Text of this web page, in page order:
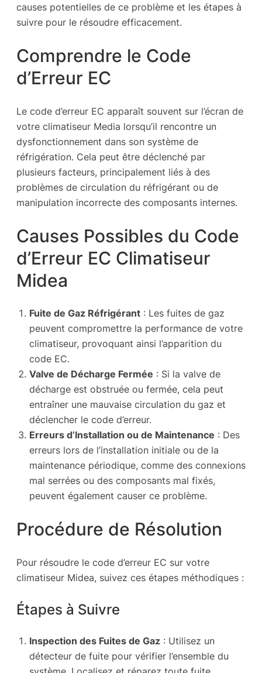
causes potentielles de ce problème et les étapes à
suivre pour le résoudre efficacement.
Comprendre le Code
d’Erreur EC
Le code d’erreur EC apparaît souvent sur l’écran de
votre climatiseur Media lorsqu’il rencontre un
dysfonctionnement dans son système de
réfrigération. Cela peut être déclenché par
plusieurs facteurs, principalement liés à des
problèmes de circulation du réfrigérant ou de
manipulation incorrecte des composants internes.
Causes Possibles du Code
d’Erreur EC Climatiseur
Midea
Fuite de Gaz Réfrigérant : Les fuites de gaz
peuvent compromettre la performance de votre
climatiseur, provoquant ainsi l’apparition du
code EC.
Valve de Décharge Fermée : Si la valve de
décharge est obstruée ou fermée, cela peut
entraîner une mauvaise circulation du gaz et
déclencher le code d’erreur.
Erreurs d’Installation ou de Maintenance : Des
erreurs lors de l’installation initiale ou de la
maintenance périodique, comme des connexions
mal serrées ou des composants mal fixés,
peuvent également causer ce problème.
Procédure de Résolution
Pour résoudre le code d’erreur EC sur votre
climatiseur Midea, suivez ces étapes méthodiques :
Étapes à Suivre
Inspection des Fuites de Gaz : Utilisez un
détecteur de fuite pour vérifier l’ensemble du